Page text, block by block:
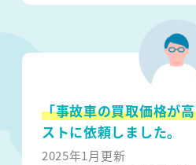
「事故車の買取価格が
ストに依頼しました。
2025年1月更新